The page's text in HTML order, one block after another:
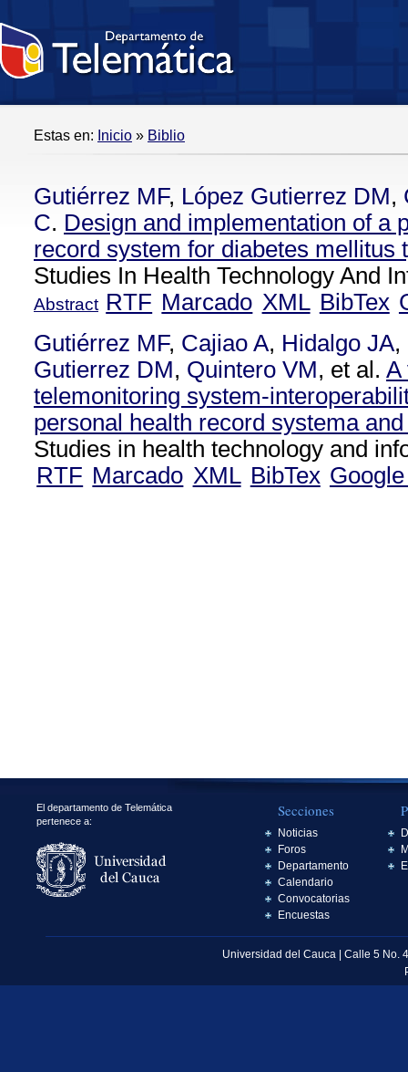
Estas en: Inicio » Biblio
Gutiérrez MF, López Gutierrez DM,
C. Design and implementation of a
record system for diabetes mellitus
Studies In Health Technology And
Abstract RTF Marcado XML BibTex
Gutiérrez MF, Cajiao A, Hidalgo JA,
Gutierrez DM, Quintero VM, et al. A
telemonitoring system-
personal health record systema
Studies in health technology and
RTF Marcado XML BibTex
El departamento de Telemática
pertenece a:
Secciones
Noticias
Foros
Departamento
Calendario
Convocatorias
Encuestas
Universidad del Cauca | Calle 5 No.